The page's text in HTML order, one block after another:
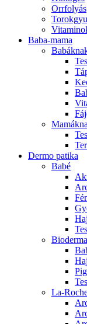
Orrfolyás
Baba-mama
Dermo patika
Babé
Bioderma
La-